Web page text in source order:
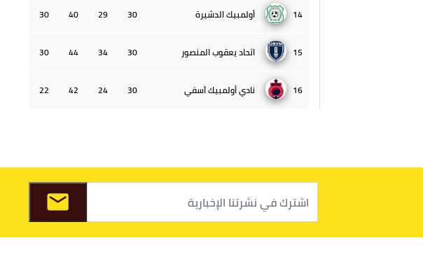
14 أولمبيك الدشيرة 30
29
40
30
15 اتحاد يعقوب المنصور 30
34
44
30
16 نادي أولمبيك آسفي 30
24
42
22